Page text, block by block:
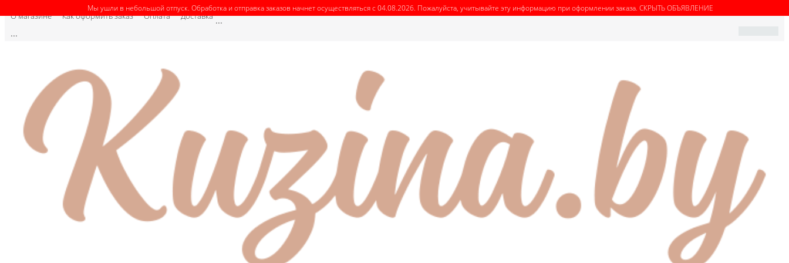
О магазине Как оформить заказ Оплата Доставка ...
...
Мы ушли в небольшой отпуск. Обработка и отправка заказов начнет осуществляться с 04.08.2026. Пожалуйста, учитывайте эту информацию при оформлении заказа. СКРЫТЬ ОБЪЯВЛЕНИЕ